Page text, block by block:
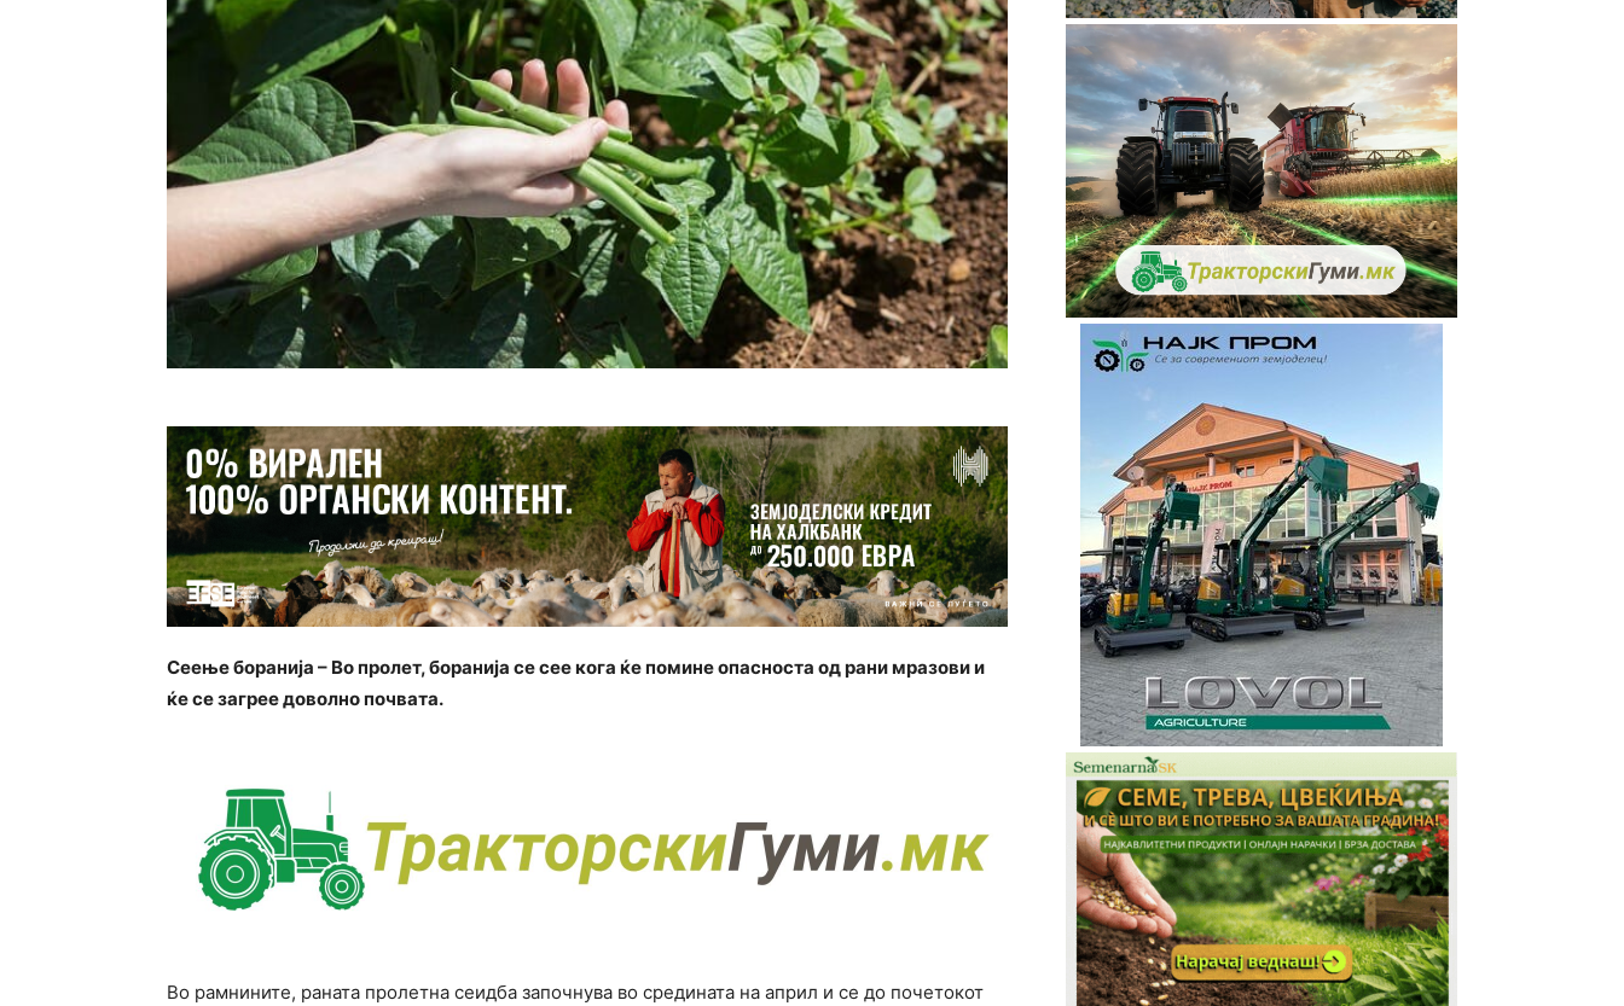
Сеење боранија – Во пролет, боранија се сее кога ќе помине опасноста од рани мразови и
ќе се загрее доволно почвата.
Во рамнините, раната пролетна сеидба започнува во средината на април и се до почетокот